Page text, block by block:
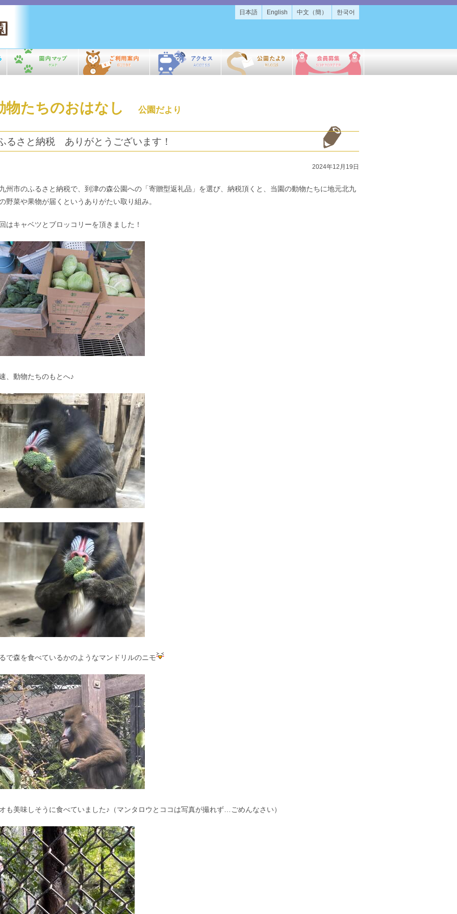
日本語 English 中文（簡） 한국어
物たちのおはなし 公園だより
るさと納税 ありがとうございます！
2024年12月19日
州市のふるさと納税で、到津の森公園への「寄贈型返礼品」を選び、納税頂くと、当園の動物たちに地元北九
野菜や果物が届くというありがたい取り組み。
はキャベツとブロッコリーを頂きました！
、動物たちのもとへ♪
で森を食べているかのようなマンドリルのニモ
も美味しそうに食べていました♪（マンタロウとココは写真が撮れず…ごめんなさい）